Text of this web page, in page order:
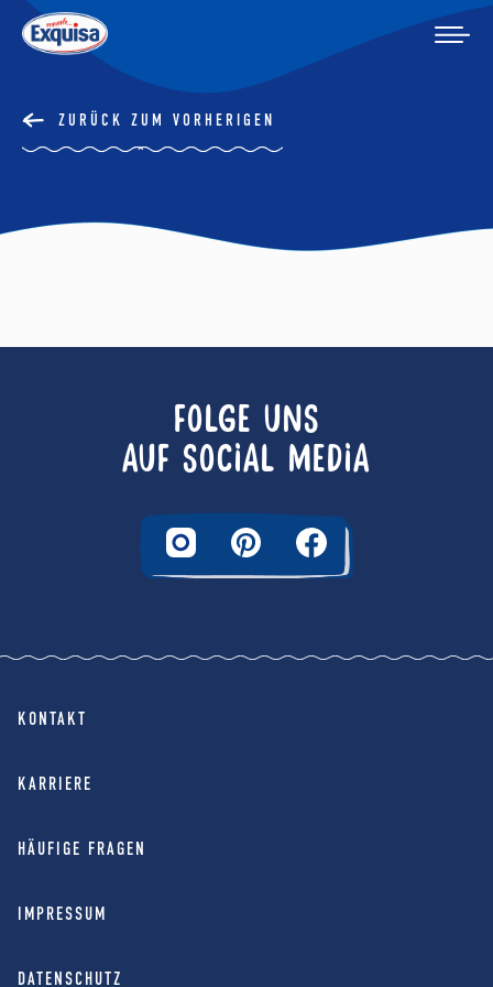
ZURÜCK ZUM VORHERIGEN
FOLGE UNS
AUF SOCIAL MEDIA
KONTAKT
KARRIERE
HÄUFIGE FRAGEN
IMPRESSUM
DATENSCHUTZ